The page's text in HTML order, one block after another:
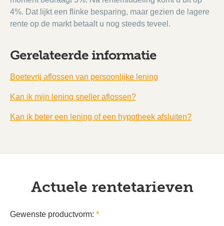
4%. Dat lijkt een flinke besparing, maar gezien de lagere
rente op de markt betaalt u nog steeds teveel.
Gerelateerde informatie
Boetevrij aflossen van persoonlijke lening
Kan ik mijn lening sneller aflossen?
Kan ik beter een lening of een hypotheek afsluiten?
Actuele rentetarieven
Gewenste productvorm: *